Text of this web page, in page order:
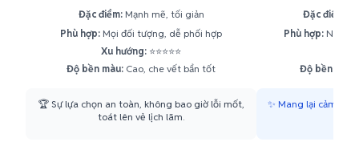
Đặc điểm:Mạnh mẽ, tối giản
Phù hợp: Mọi đối tượng, dễ phối hợp
Xu hướng: ⭐⭐⭐⭐⭐
Độ bền màu: Cao, che vết bẩn tốt
🏆 Sự lựa chọn an toàn, không bao giờ lỗi mốt,
toát lên vẻ lịch lãm.
Đặc điểm:
Phù hợp:Người
Độ bền màu:
✨ Mang lại cảm